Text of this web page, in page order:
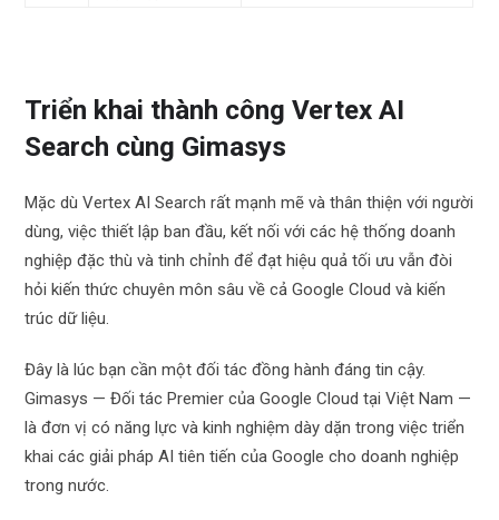
Triển khai thành công Vertex AI
Search cùng Gimasys
Mặc dù Vertex AI Search rất mạnh mẽ và thân thiện với người
dùng, việc thiết lập ban đầu, kết nối với các hệ thống doanh
nghiệp đặc thù và tinh chỉnh để đạt hiệu quả tối ưu vẫn đòi
hỏi kiến thức chuyên môn sâu về cả Google Cloud và kiến
trúc dữ liệu.
Đây là lúc bạn cần một đối tác đồng hành đáng tin cậy.
Gimasys — Đối tác Premier của Google Cloud tại Việt Nam —
là đơn vị có năng lực và kinh nghiệm dày dặn trong việc triển
khai các giải pháp AI tiên tiến của Google cho doanh nghiệp
trong nước.